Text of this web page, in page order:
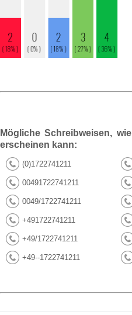
Mögliche Schreibweisen,
erscheinen kann:
(0)1722741211
00491722741211
0049/1722741211
+491722741211
+49/1722741211
+49--1722741211